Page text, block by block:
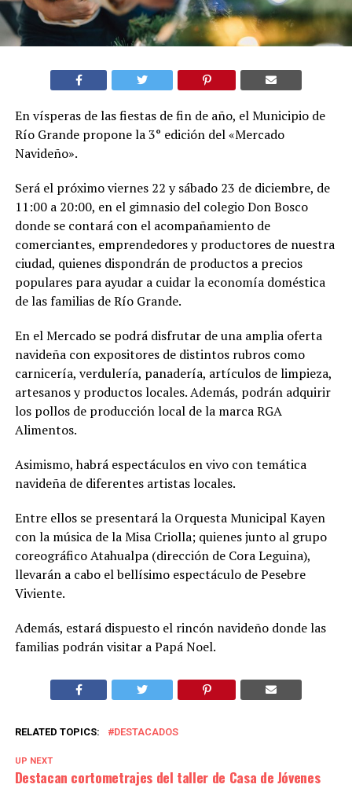
En vísperas de las fiestas de fin de año, el Municipio de
Río Grande propone la 3° edición del «Mercado
Navideño».
Será el próximo viernes 22 y sábado 23 de diciembre, de
11:00 a 20:00, en el gimnasio del colegio Don Bosco
donde se contará con el acompañamiento de
comerciantes, emprendedores y productores de nuestra
ciudad, quienes dispondrán de productos a precios
populares para ayudar a cuidar la economía doméstica
de las familias de Río Grande.
En el Mercado se podrá disfrutar de una amplia oferta
navideña con expositores de distintos rubros como
carnicería, verdulería, panadería, artículos de limpieza,
artesanos y productos locales. Además, podrán adquirir
los pollos de producción local de la marca RGA
Alimentos.
Asimismo, habrá espectáculos en vivo con temática
navideña de diferentes artistas locales.
Entre ellos se presentará la Orquesta Municipal Kayen
con la música de la Misa Criolla; quienes junto al grupo
coreográfico Atahualpa (dirección de Cora Leguina),
llevarán a cabo el bellísimo espectáculo de Pesebre
Viviente.
Además, estará dispuesto el rincón navideño donde las
familias podrán visitar a Papá Noel.
RELATED TOPICS: DESTACADOS
UP NEXT
Destacan cortometrajes del taller de Casa de Jóvenes